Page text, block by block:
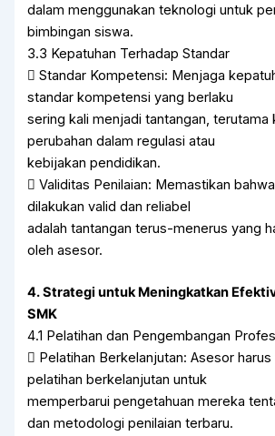
dalam menggunakan teknologi untuk
bimbingan siswa.
3.3 Kepatuhan Terhadap Standar
 Standar Kompetensi: Menjaga
standar kompetensi yang berlaku
sering kali menjadi tantangan, terutama
perubahan dalam regulasi atau
kebijakan pendidikan.
 Validitas Penilaian: Memastikan
dilakukan valid dan reliabel
adalah tantangan terus-menerus yang
oleh asesor.
4. Strategi untuk Meningkatkan
SMK
4.1 Pelatihan dan Pengembangan
 Pelatihan Berkelanjutan: Asesor
pelatihan berkelanjutan untuk
memperbarui pengetahuan mereka
dan metodologi penilaian terbaru.